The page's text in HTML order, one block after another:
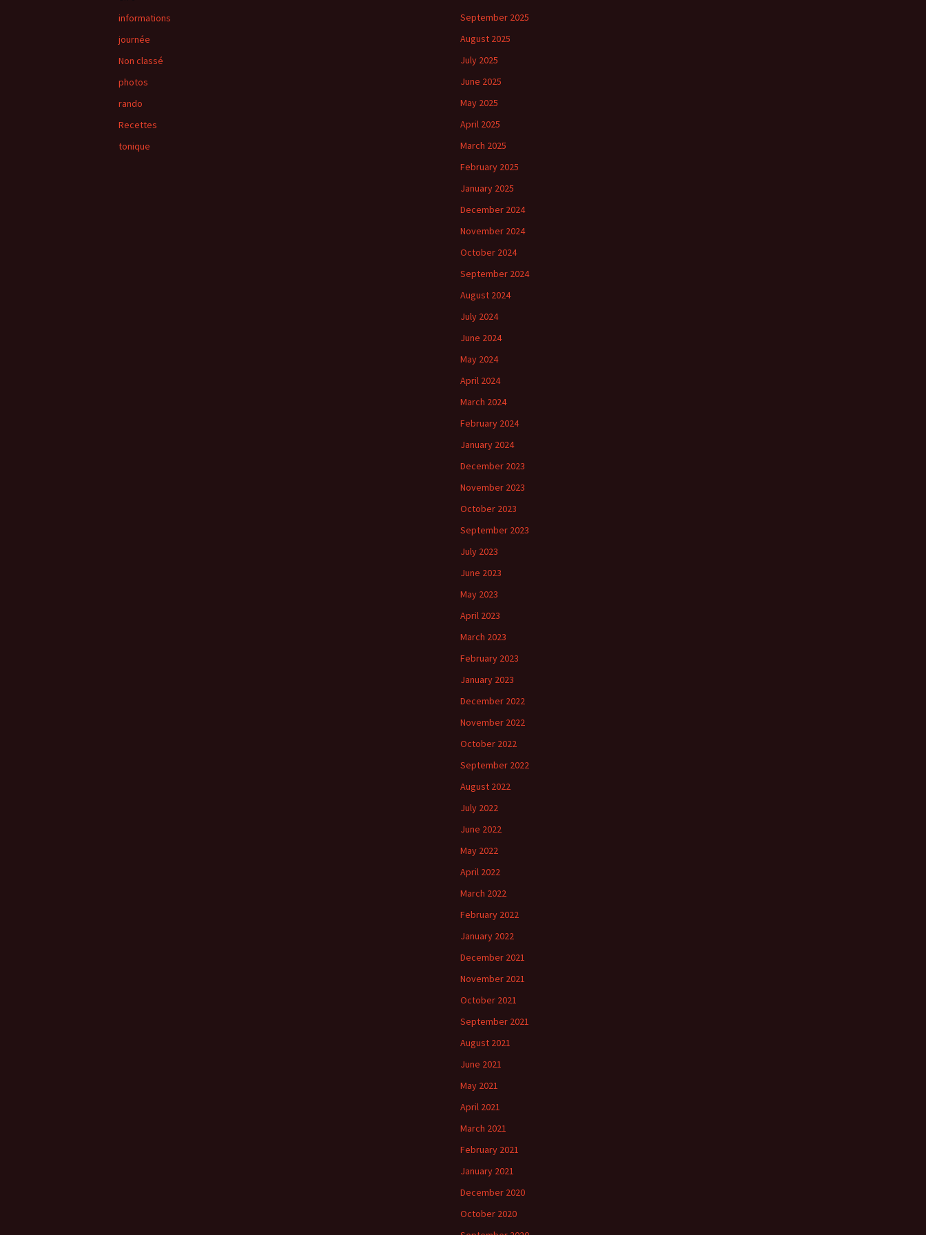
September 2025
August 2025
July 2025
June 2025
May 2025
April 2025
March 2025
February 2025
January 2025
December 2024
November 2024
October 2024
September 2024
August 2024
July 2024
June 2024
May 2024
April 2024
March 2024
February 2024
January 2024
December 2023
November 2023
October 2023
September 2023
July 2023
June 2023
May 2023
April 2023
March 2023
February 2023
January 2023
December 2022
November 2022
October 2022
September 2022
August 2022
July 2022
June 2022
May 2022
April 2022
March 2022
February 2022
January 2022
December 2021
November 2021
October 2021
September 2021
August 2021
June 2021
May 2021
April 2021
March 2021
February 2021
January 2021
December 2020
October 2020
informations
journée
Non classé
photos
rando
Recettes
tonique